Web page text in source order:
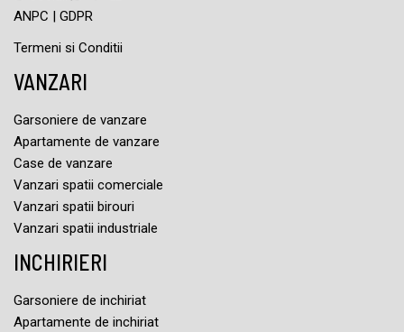
ANPC | GDPR
Termeni si Conditii
VANZARI
Garsoniere de vanzare
Apartamente de vanzare
Case de vanzare
Vanzari spatii comerciale
Vanzari spatii birouri
Vanzari spatii industriale
INCHIRIERI
Garsoniere de inchiriat
Apartamente de inchiriat